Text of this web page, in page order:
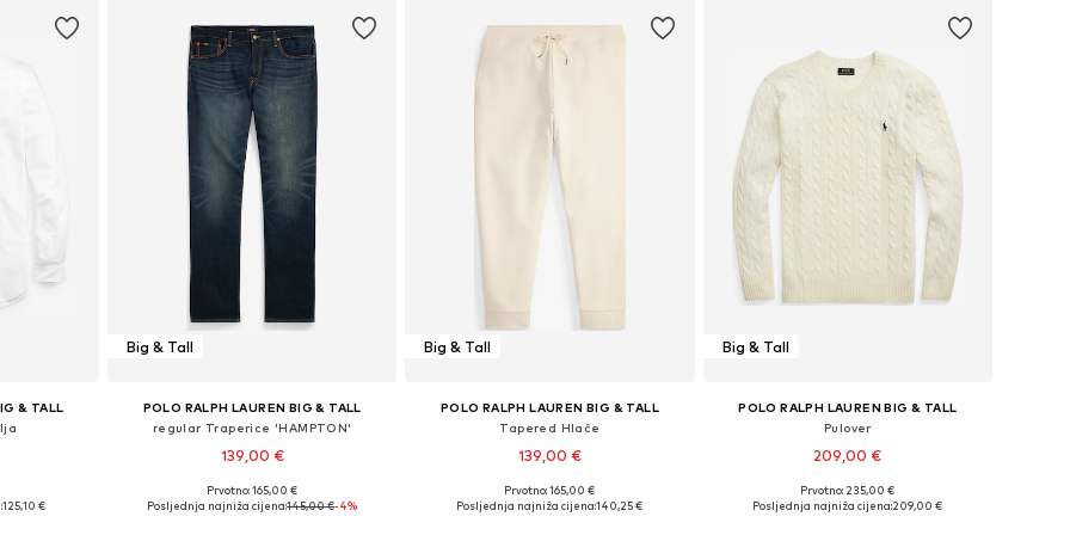
& TALL
125,10 €
Big & Tall
POLO RALPH LAUREN BIG & TALL
regular Traperice 'HAMPTON'
139,00 €
Prvotno: 165,00 €
Posljednja najniža cijena:145,00 €-4%
Big & Tall
POLO RALPH LAUREN BIG & TALL
Tapered Hlače
139,00 €
Dostupne veličine: 46, 48
Prvotno: 165,00 €
Posljednja najniža cijena:140,25 €
Big & Tall
POLO RALPH LAUREN BIG & TALL
Pulover
209,00 €
Dostupne veličine: XXXL, 4XL, 5XL, 6XL
Prvotno: 235,00 €
Posljednja najniža cijena:209,00 €